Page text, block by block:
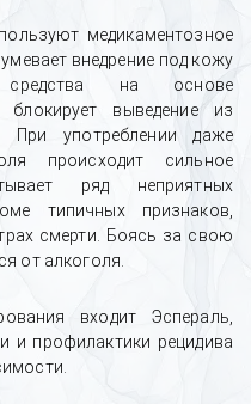
медикаментозное
внедрение под кожу
средства на основе
выведение из
При употреблении даже
происходит сильное
ряд неприятных
типичных признаков,
смерти. Боясь за свою
от алкоголя.
входит Эспераль,
и профилактики рецидива